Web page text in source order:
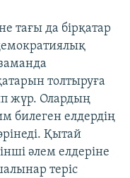
тағы да бірқатар
толтыруға
жүр. Олардың
билеген елдердің
Қытай
әлем елдеріне
теріс